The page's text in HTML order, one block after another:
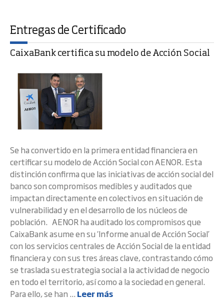
Entregas de Certificado
CaixaBank certifica su modelo de Acción Social
Se ha convertido en la primera entidad financiera en
certificar su modelo de Acción Social con AENOR. Esta
distinción confirma que las iniciativas de acción social del
banco son compromisos medibles y auditados que
impactan directamente en colectivos en situación de
vulnerabilidad y en el desarrollo de los núcleos de
población. AENOR ha auditado los compromisos que
CaixaBank asume en su ‘Informe anual de Acción Social’
con los servicios centrales de Acción Social de la entidad
financiera y con sus tres áreas clave, contrastando cómo
se traslada su estrategia social a la actividad de negocio
en todo el territorio, así como a la sociedad en general.
Para ello, se han ... Leer más